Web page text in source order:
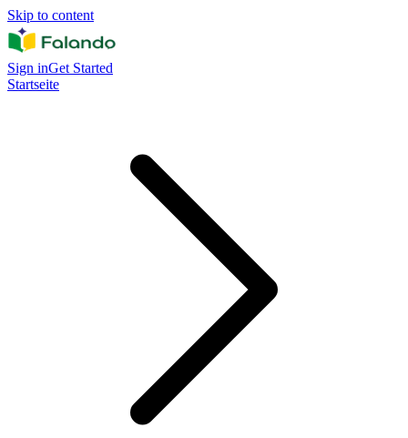
Skip to content
Sign inGet Started
Startseite